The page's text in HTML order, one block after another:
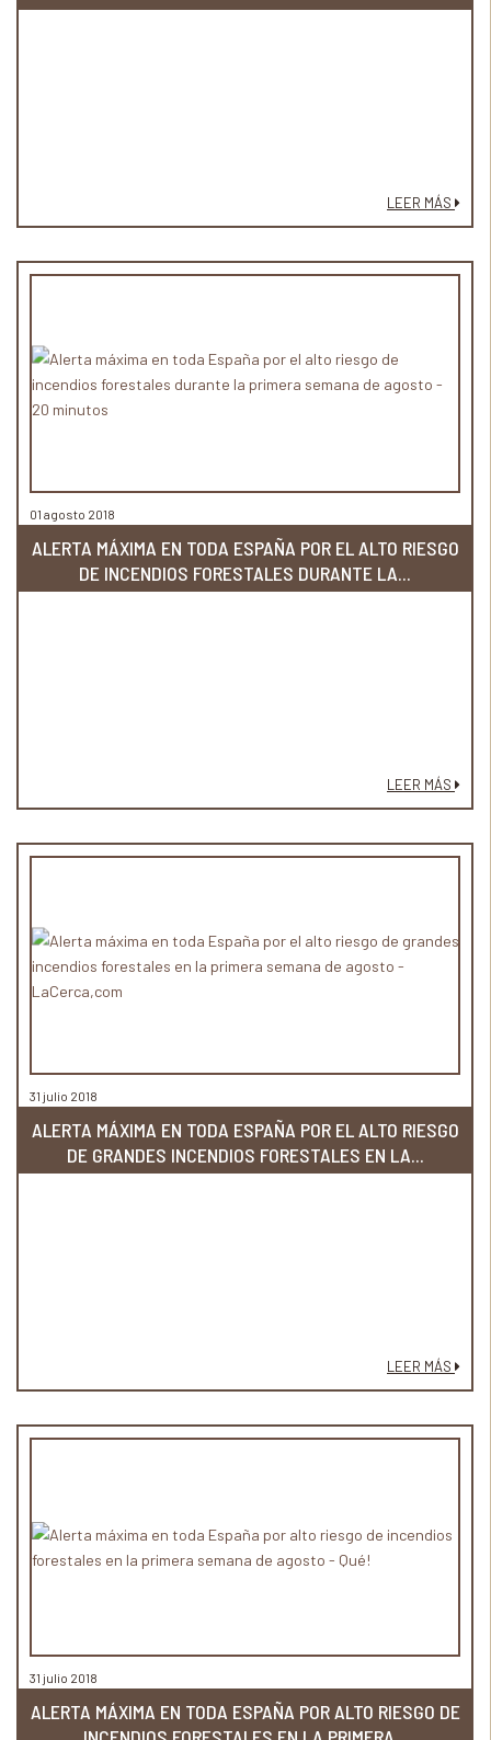
LEER MÁS
01 agosto 2018
ALERTA MÁXIMA EN TODA ESPAÑA POR EL ALTO RIESGO
DE INCENDIOS FORESTALES DURANTE LA...
LEER MÁS
31 julio 2018
ALERTA MÁXIMA EN TODA ESPAÑA POR EL ALTO RIESGO
DE GRANDES INCENDIOS FORESTALES EN LA...
LEER MÁS
31 julio 2018
ALERTA MÁXIMA EN TODA ESPAÑA POR ALTO RIESGO DE